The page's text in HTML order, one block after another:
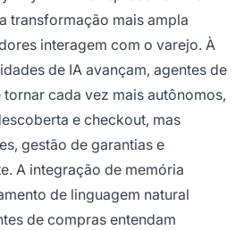
transformação mais ampla
interagem com o varejo. À
de IA avançam, agentes de
cada vez mais autônomos,
e checkout, mas
gestão de garantias e
A integração de memória
de linguagem natural
de compras entendam